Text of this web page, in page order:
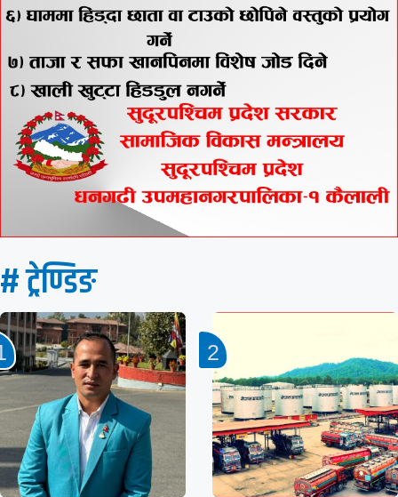
# ट्रेण्डिङ